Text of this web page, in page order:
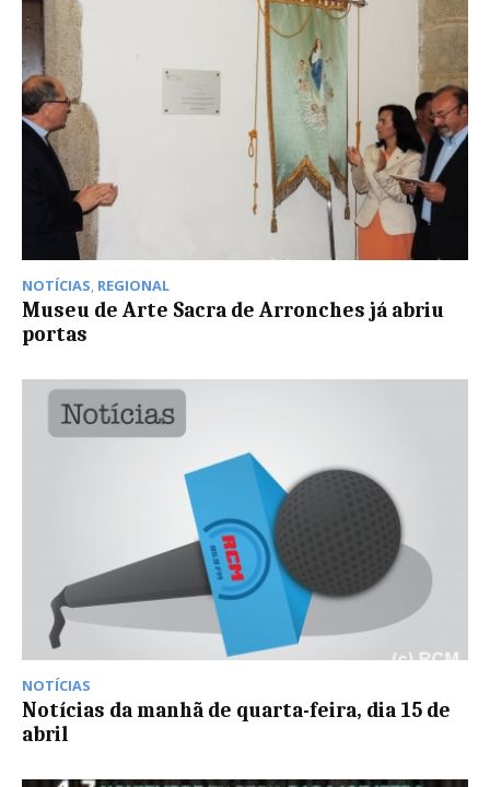
NOTÍCIAS, REGIONAL
Museu de Arte Sacra de Arronches já abriu
portas
NOTÍCIAS
Notícias da manhã de quarta-feira, dia 15 de
abril